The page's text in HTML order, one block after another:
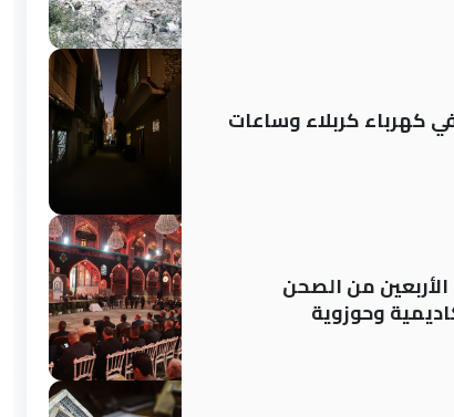
كهرباء كربلاء وساعات
الأربعين من الصحن
وحوزوية